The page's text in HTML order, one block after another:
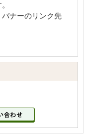
ナーのリンク先